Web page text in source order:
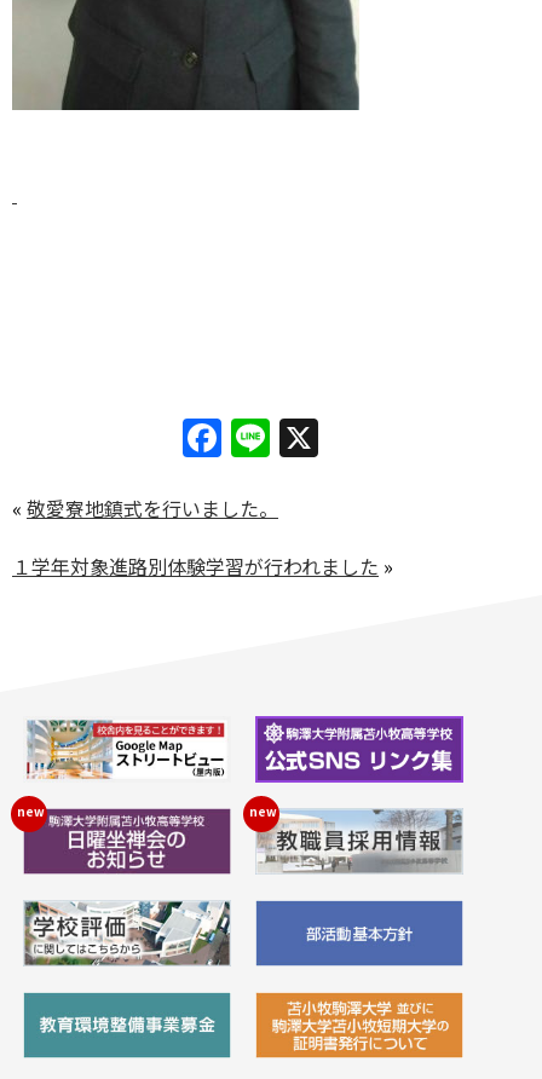
Facebook
Line
« 敬愛寮地鎮式を行いました。
１学年対象進路別体験学習が行われました »